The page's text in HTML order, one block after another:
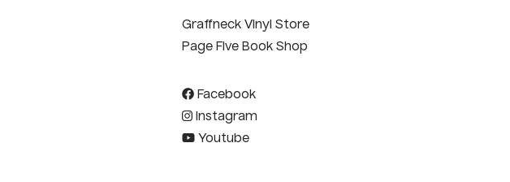
Graffneck Vinyl Store
Page Five Book Shop
Facebook
Instagram
Youtube